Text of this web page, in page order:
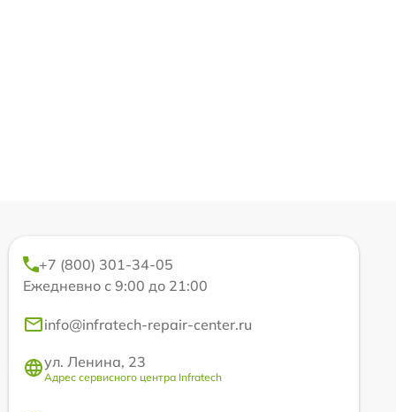
+7 (800) 301-34-05
Ежедневно с 9:00 до 21:00
info@infratech-repair-center.ru
ул. Ленина, 23
Адрес сервисного центра Infratech